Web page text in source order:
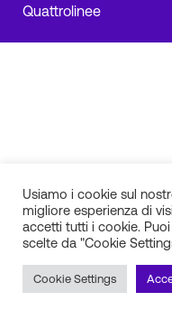
Quattrolinee
Usiamo i cookie sul
migliore esperienza di
accetti tutti i cookie.
scelte da "Cookie
Cookie Settings